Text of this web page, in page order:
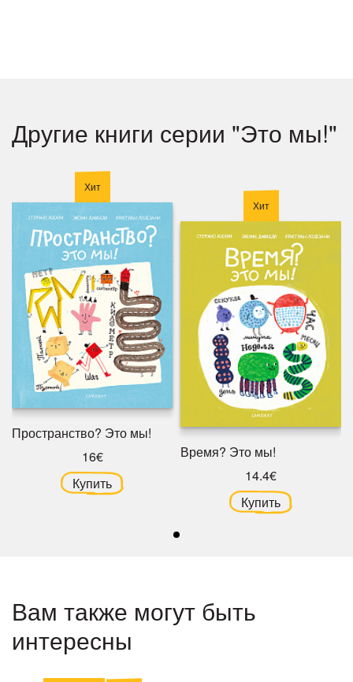
Другие книги серии "Это мы!"
Хит
Пространство? Это мы!
16€
Купить
Хит
Время? Это мы!
14.4€
Купить
Вам также могут быть
интересны